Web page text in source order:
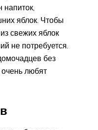
напиток,
яблок. Чтобы
свежих яблок
не потребуется.
без
любят